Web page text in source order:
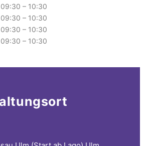
09:30 – 10:30
09:30 – 10:30
09:30 – 10:30
09:30 – 10:30